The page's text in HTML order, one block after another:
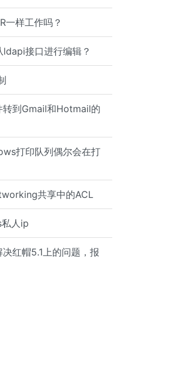
一样工作吗？
接口进行编辑？
转到Gmail和Hotmail的
打印队列偶尔会在打
共享中的ACL
人ip
红帽5.1上的问题，报
Satellite. Installed Packages